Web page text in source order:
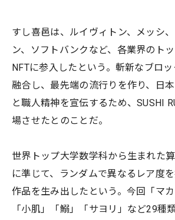
すし喜邑は、ルイヴィトン、メッシ
ン、ソフトバンクなど、各業界のトッ
NFTに参入したという。斬新なブロ
融合し、最先端の流行りを作り、日
と職人精神を宣伝するため、SUSHI
場させたとのことだ。
世界トップ大学数学科から生まれた
に準じて、ランダムで異なるレア度
作品を生み出したという。今回「マカ
「小肌」「鰯」「サヨリ」など29種